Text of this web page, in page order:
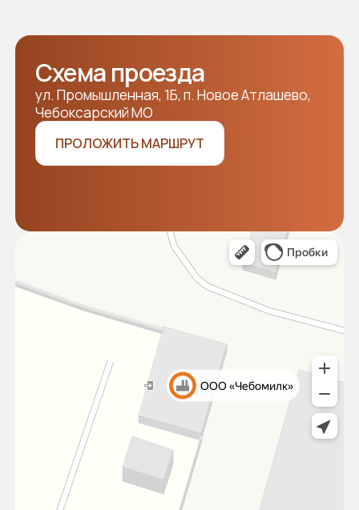
Наши лоты
Новости
Продавцам
Покупателям
Аукцион 2025
Аукцион 2024
ОТПРАВИТЬ
Разработка сайта WDS